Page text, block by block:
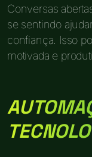
Conversas
se sentindo
confiança. Isso
motivada e